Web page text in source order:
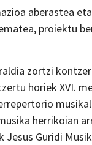
aberastea
proiektu
zortzi
horiek XVI.
herrikoian
Jesus Guridi